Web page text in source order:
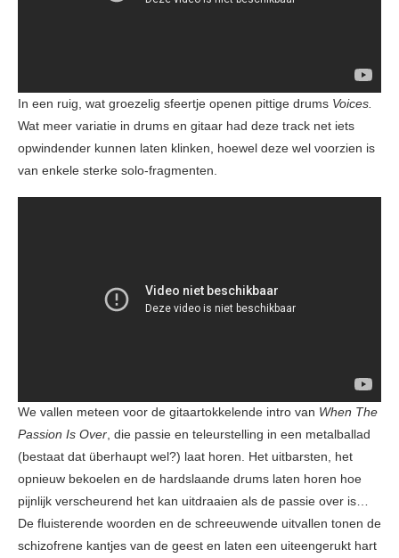
In een ruig, wat groezelig sfeertje openen pittige drums Voices.
Wat meer variatie in drums en gitaar had deze track net iets
opwindender kunnen laten klinken, hoewel deze wel voorzien is
van enkele sterke solo-fragmenten.
We vallen meteen voor de gitaartokkelende intro van When The
Passion Is Over, die passie en teleurstelling in een metalballad
(bestaat dat überhaupt wel?) laat horen. Het uitbarsten, het
opnieuw bekoelen en de hardslaande drums laten horen hoe
pijnlijk verscheurend het kan uitdraaien als de passie over is…
De fluisterende woorden en de schreeuwende uitvallen tonen de
schizofrene kantjes van de geest en laten een uiteengerukt hart